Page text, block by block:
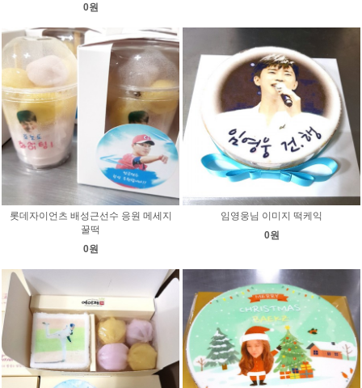
0원
롯데자이언츠 배성근선수 응원 메세지
꿀떡
0원
임영웅님 이미지 떡케익
0원